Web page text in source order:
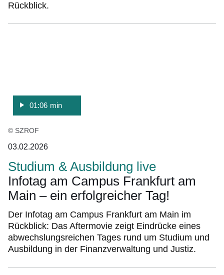
Rückblick.
01:06 min
© SZROF
03.02.2026
Studium & Ausbildung live
Infotag am Campus Frankfurt am
Main – ein erfolgreicher Tag!
Der Infotag am Campus Frankfurt am Main im
Rückblick: Das Aftermovie zeigt Eindrücke eines
abwechslungsreichen Tages rund um Studium und
Ausbildung in der Finanzverwaltung und Justiz.